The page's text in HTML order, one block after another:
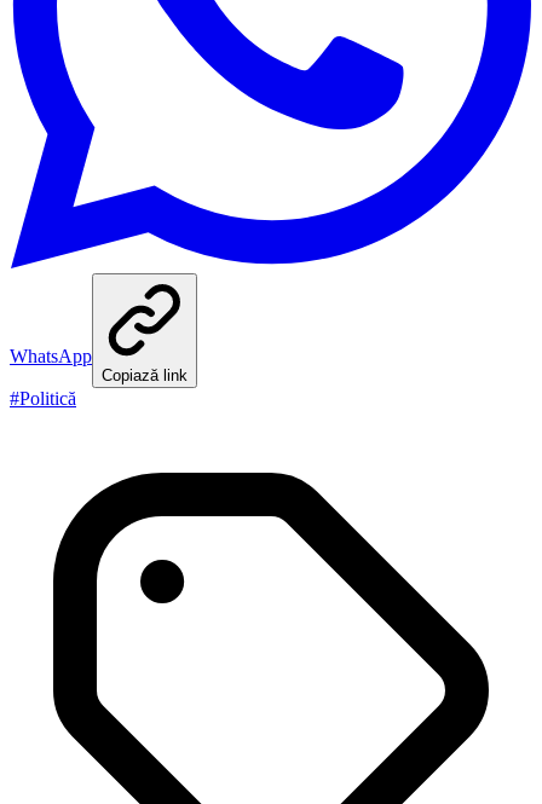
WhatsApp
Copiază link
#Politică